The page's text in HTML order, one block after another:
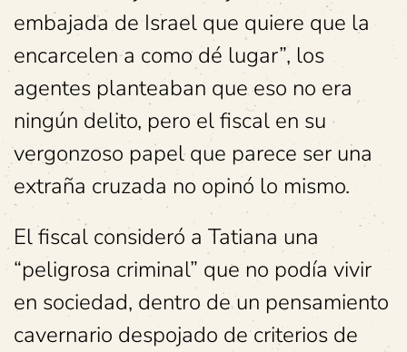
embajada de Israel que quiere que la
encarcelen a como dé lugar”, los
agentes planteaban que eso no era
ningún delito, pero el fiscal en su
vergonzoso papel que parece ser una
extraña cruzada no opinó lo mismo.
El fiscal consideró a Tatiana una
“peligrosa criminal” que no podía vivir
en sociedad, dentro de un pensamiento
cavernario despojado de criterios de